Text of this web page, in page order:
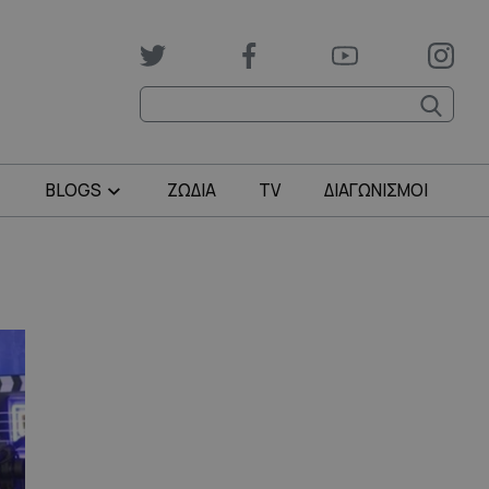
BLOGS ΖΩΔΙΑ TV ΔΙΑΓΩΝΙΣΜΟΙ